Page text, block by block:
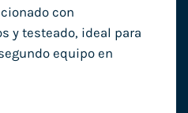
con
y testeado, ideal para
equipo en